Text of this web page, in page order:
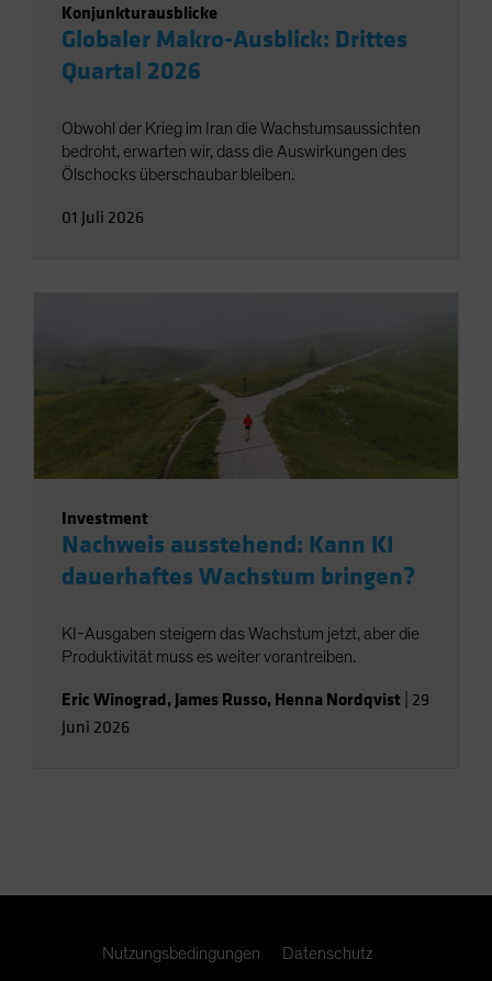
Konjunkturausblicke
Globaler Makro-Ausblick: Drittes
Quartal 2026
Obwohl der Krieg im Iran die Wachstumsaussichten
bedroht, erwarten wir, dass die Auswirkungen des
Ölschocks überschaubar bleiben.
01 Juli 2026
Investment
Nachweis ausstehend: Kann KI
dauerhaftes Wachstum bringen?
KI-Ausgaben steigern das Wachstum jetzt, aber die
Produktivität muss es weiter vorantreiben.
Eric Winograd, James Russo, Henna Nordqvist 29
Juni 2026
Nutzungsbedingungen Datenschutz